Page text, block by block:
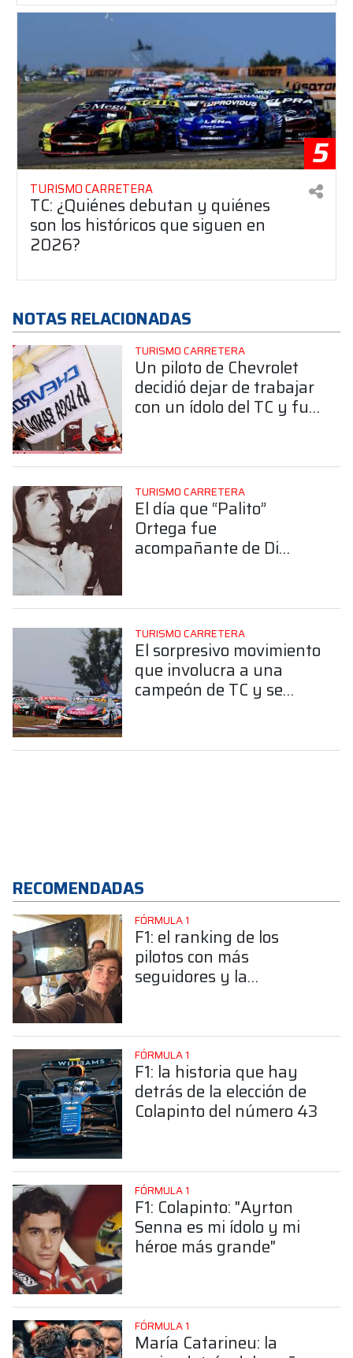
5
TURISMO CARRETERA
TC: ¿Quiénes debutan y quiénes
son los históricos que siguen en
2026?
NOTAS RELACIONADAS
TURISMO CARRETERA
Un piloto de Chevrolet
decidió dejar de trabajar
con un ídolo del TC y fue
TURISMO CARRETERA
El día que “Palito”
Ortega fue
acompañante de Di
TURISMO CARRETERA
El sorpresivo movimiento
que involucra a una
campeón de TC y se
RECOMENDADAS
FÓRMULA 1
F1: el ranking de los
pilotos con más
seguidores y la
FÓRMULA 1
F1: la historia que hay
detrás de la elección de
Colapinto del número 43
FÓRMULA 1
F1: Colapinto: "Ayrton
Senna es mi ídolo y mi
héroe más grande"
FÓRMULA 1
María Catarineu: la